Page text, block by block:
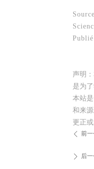
声明
是为
本站
和来
更正
ꄴ 前
ꄲ 后